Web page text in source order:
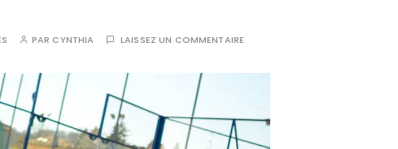
PAR CYNTHIA LAISSEZ UN COMMENTAIRE